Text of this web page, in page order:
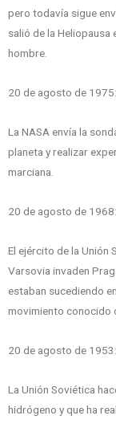
pero todavía sigue
salió de la Heliopausa
hombre.
20 de agosto de 1975:
La NASA envía la
planeta y realizar
marciana.
20 de agosto de 1968:
El ejército de la Unión
Varsovia invaden
estaban sucediendo
movimiento conocido
20 de agosto de 1953:
La Unión Soviética
hidrógeno y que ha